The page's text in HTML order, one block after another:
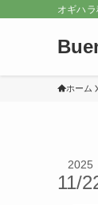
オギハ
ホーム
2025
11/